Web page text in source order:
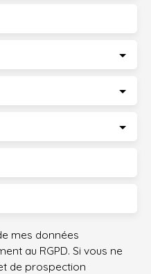
mes données
au RGPD. Si vous ne
de prospection